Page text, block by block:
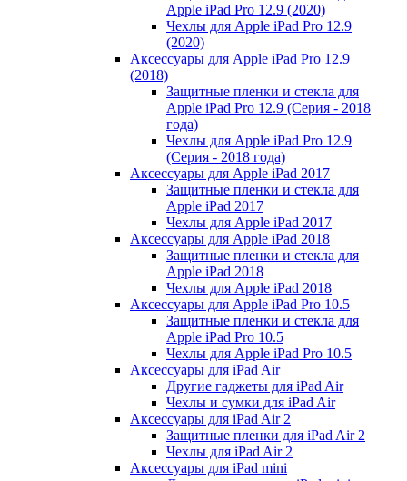
Apple iPad Pro 12.9 (2020)
Чехлы для Apple iPad Pro 12.9
(2020)
Аксессуары для Apple iPad Pro 12.9
(2018)
Защитные пленки и стекла для
Apple iPad Pro 12.9 (Серия - 2018
года)
Чехлы для Apple iPad Pro 12.9
(Серия - 2018 года)
Аксессуары для Apple iPad 2017
Защитные пленки и стекла для
Apple iPad 2017
Чехлы для Apple iPad 2017
Аксессуары для Apple iPad 2018
Защитные пленки и стекла для
Apple iPad 2018
Чехлы для Apple iPad 2018
Аксессуары для Apple iPad Pro 10.5
Защитные пленки и стекла для
Apple iPad Pro 10.5
Чехлы для Apple iPad Pro 10.5
Аксессуары для iPad Air
Другие гаджеты для iPad Air
Чехлы и сумки для iPad Air
Аксессуары для iPad Air 2
Защитные пленки для iPad Air 2
Чехлы для iPad Air 2
Аксессуары для iPad mini